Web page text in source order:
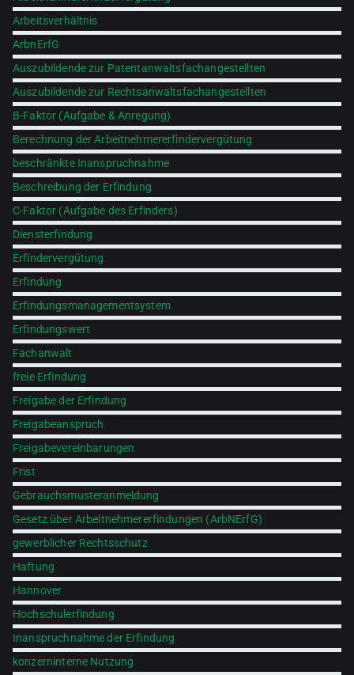
Arbeitsverhältnis
ArbnErfG
Auszubildende zur Patentanwaltsfachangestellten
Auszubildende zur Rechtsanwaltsfachangestellten
B-Faktor (Aufgabe & Anregung)
Berechnung der Arbeitnehmererfindervergütung
beschränkte Inanspruchnahme
Beschreibung der Erfindung
C-Faktor (Aufgabe des Erfinders)
Diensterfindung
Erfindervergütung
Erfindung
Erfindungsmanagementsystem
Erfindungswert
Fachanwalt
freie Erfindung
Freigabe der Erfindung
Freigabeanspruch
Freigabevereinbarungen
Frist
Gebrauchsmusteranmeldung
Gesetz über Arbeitnehmererfindungen (ArbNErfG)
gewerblicher Rechtsschutz
Haftung
Hannover
Hochschulerfindung
Inanspruchnahme der Erfindung
konzerninterne Nutzung